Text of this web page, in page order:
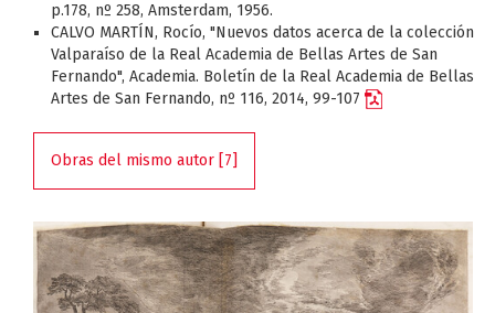
p.178, nº 258, Amsterdam, 1956.
CALVO MARTÍN, Rocío, "Nuevos datos acerca de la colección
Valparaíso de la Real Academia de Bellas Artes de San
Fernando", Academia. Boletín de la Real Academia de Bellas
Artes de San Fernando, nº 116, 2014, 99-107
Obras del mismo autor [7]